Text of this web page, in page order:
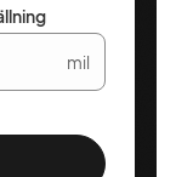
mil